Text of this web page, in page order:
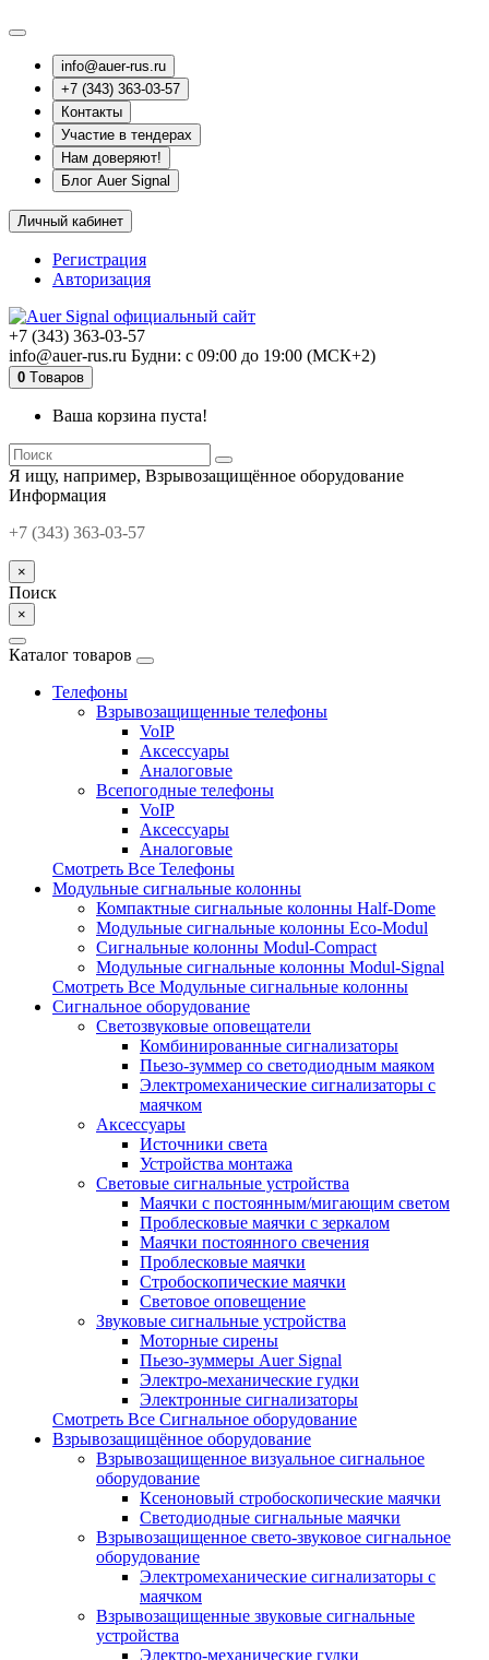
info@auer-rus.ru
+7 (343) 363-03-57
Контакты
Участие в тендерах
Нам доверяют!
Блог Auer Signal
Личный кабинет
Регистрация
Авторизация
+7 (343) 363-03-57
info@auer-rus.ru Будни: с 09:00 до 19:00 (МСК+2)
0 Tоваров
Ваша корзина пуста!
Я ищу, например, Взрывозащищённое оборудование
Информация
+7 (343) 363-03-57
×
Поиск
×
Каталог товаров
Телефоны
Взрывозащищенные телефоны
VoIP
Аксессуары
Аналоговые
Всепогодные телефоны
VoIP
Аксессуары
Аналоговые
Смотреть Все Телефоны
Модульные сигнальные колонны
Компактные сигнальные колонны Half-Dome
Модульные сигнальные колонны Eco-Modul
Сигнальные колонны Modul-Compact
Модульные сигнальные колонны Modul-Signal
Смотреть Все Модульные сигнальные колонны
Сигнальное оборудование
Светозвуковые оповещатели
Комбинированные сигнализаторы
Пьезо-зуммер со светодиодным маяком
Электромеханические сигнализаторы с
маячком
Аксессуары
Источники света
Устройства монтажа
Световые сигнальные устройства
Маячки с постоянным/мигающим светом
Проблесковые маячки с зеркалом
Маячки постоянного свечения
Проблесковые маячки
Стробоскопические маячки
Световое оповещение
Звуковые сигнальные устройства
Моторные сирены
Пьезо-зуммеры Auer Signal
Электро-механические гудки
Электронные сигнализаторы
Смотреть Все Сигнальное оборудование
Взрывозащищённое оборудование
Взрывозащищенное визуальное сигнальное
оборудование
Ксеноновый стробоскопические маячки
Светодиодные сигнальные маячки
Взрывозащищенное свето-звуковое сигнальное
оборудование
Электромеханические сигнализаторы с
маячком
Взрывозащищенные звуковые сигнальные
устройства
Электро-механические гудки